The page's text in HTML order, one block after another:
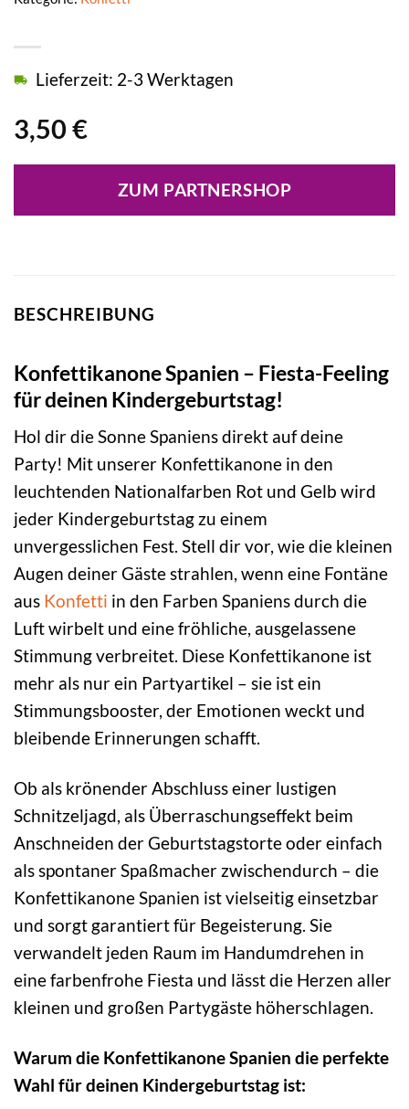
3,50 €
Lieferzeit: 2-3 Werktagen
ZUM PARTNERSHOP
BESCHREIBUNG
Konfettikanone Spanien – Fiesta-Feeling
für deinen Kindergeburtstag!
Hol dir die Sonne Spaniens direkt auf deine
Party! Mit unserer Konfettikanone in den
leuchtenden Nationalfarben Rot und Gelb wird
jeder Kindergeburtstag zu einem
unvergesslichen Fest. Stell dir vor, wie die kleinen
Augen deiner Gäste strahlen, wenn eine Fontäne
aus Konfetti in den Farben Spaniens durch die
Luft wirbelt und eine fröhliche, ausgelassene
Stimmung verbreitet. Diese Konfettikanone ist
mehr als nur ein Partyartikel – sie ist ein
Stimmungsbooster, der Emotionen weckt und
bleibende Erinnerungen schafft.
Ob als krönender Abschluss einer lustigen
Schnitzeljagd, als Überraschungseffekt beim
Anschneiden der Geburtstagstorte oder einfach
als spontaner Spaßmacher zwischendurch – die
Konfettikanone Spanien ist vielseitig einsetzbar
und sorgt garantiert für Begeisterung. Sie
verwandelt jeden Raum im Handumdrehen in
eine farbenfrohe Fiesta und lässt die Herzen aller
kleinen und großen Partygäste höherschlagen.
Warum die Konfettikanone Spanien die perfekte
Wahl für deinen Kindergeburtstag ist: